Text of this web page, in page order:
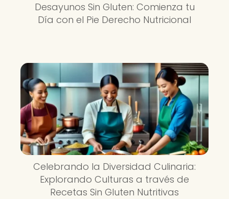
Desayunos Sin Gluten: Comienza tu
Día con el Pie Derecho Nutricional
Celebrando la Diversidad Culinaria:
Explorando Culturas a través de
Recetas Sin Gluten Nutritivas